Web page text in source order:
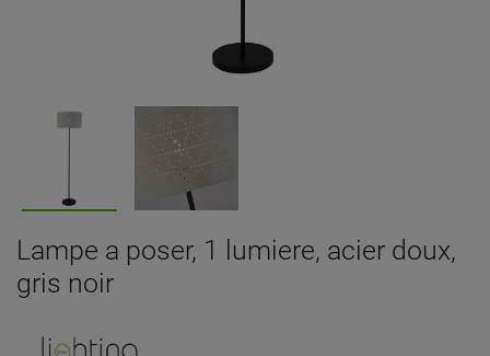
Lampe a poser, 1 lumiere, acier doux,
gris noir